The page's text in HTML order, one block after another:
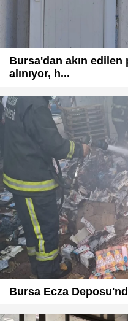
Bursa'dan akın
alınıyor, h...
Bursa Ecza